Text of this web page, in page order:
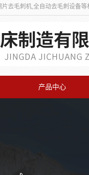
片去毛刺机,全自动去毛刺设备
产品中心